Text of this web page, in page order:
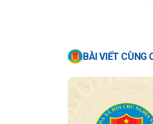
BÀI VIẾT CÙNG